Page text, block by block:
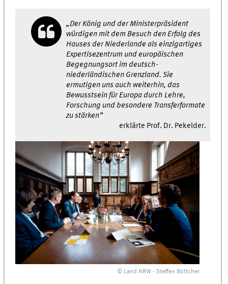
„Der König und der Ministerpräsident
würdigen mit dem Besuch den Erfolg des
Hauses der Niederlande als einzigartiges
Expertisezentrum und europäischen
Begegnungsort im deutsch-
niederländischen Grenzland. Sie
ermutigen uns auch weiterhin, das
Bewusstsein für Europa durch Lehre,
Forschung und besondere Transferformate
zu stärken“
erklärte Prof. Dr. Pekelder.
© Land NRW - Steffen Böttcher